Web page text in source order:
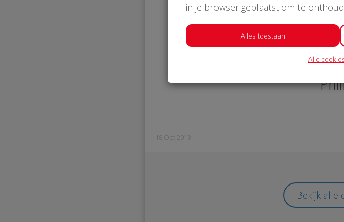
€
18 Oct 2018
Bekijk alle
in je browser geplaatst om te
Alles toestaan
Alle